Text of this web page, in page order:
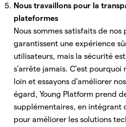
Nous travaillons pour la
plateformes
Nous sommes satisfaits de nos
garantissent une expérience
utilisateurs, mais la sécurité
s’arrête jamais. C’est
loin et essayons d’améliorer
égard, Young Platform prend
supplémentaires, en intégrant
pour améliorer les solutions